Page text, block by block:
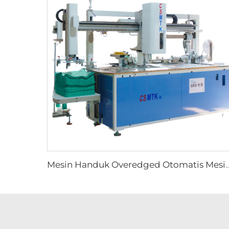
Mesin Handuk Overedged Otomatis